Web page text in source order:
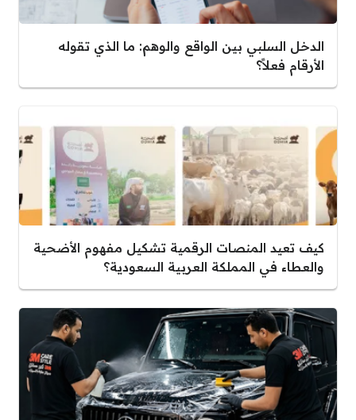
الدخل السلبي بين الواقع والوهم: ما الذي تقوله
الأرقام فعلاً؟
كيف تعيد المنصات الرقمية تشكيل مفهوم الأضحية
والعطاء في المملكة العربية السعودية؟